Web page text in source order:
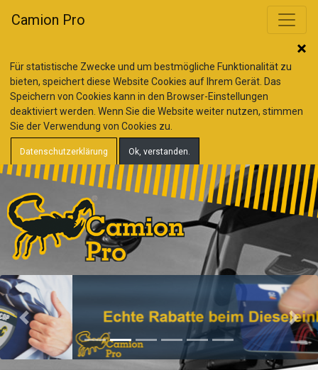
Für statistische Zwecke und um bestmögliche Funktionalität zu
bieten, speichert diese Website Cookies auf Ihrem Gerät. Das
Speichern von Cookies kann in den Browser-Einstellungen
deaktiviert werden. Wenn Sie die Website weiter nutzen, stimmen
Sie der Verwendung von Cookies zu.
Datenschutzerklärung Ok, verstanden.
Camion Pro
Zurück Vor